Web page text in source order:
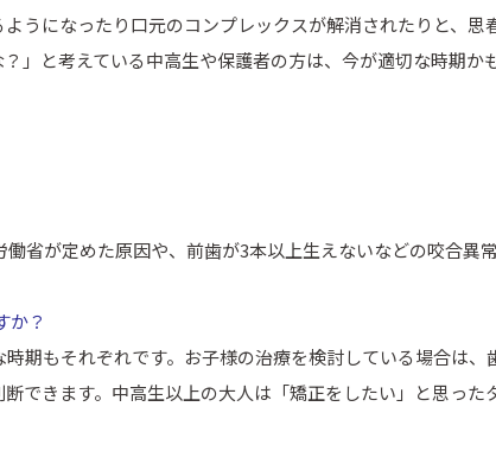
うになったり口元のコンプレックスが解消されたりと、思
」と考えている中高生や保護者の方は、今が適切な時期か
省が定めた原因や、前歯が3本以上生えないなどの咬合異
か？
期もそれぞれです。お子様の治療を検討している場合は、
できます。中高生以上の大人は「矯正をしたい」と思った